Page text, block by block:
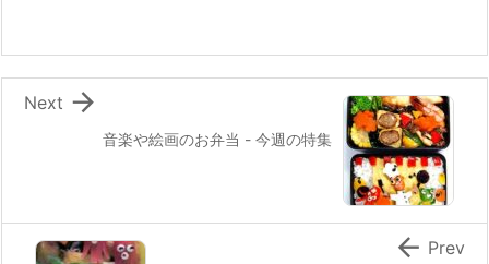
o
k
音楽や絵画のお弁当 - 今週の特集

Next
 Prev